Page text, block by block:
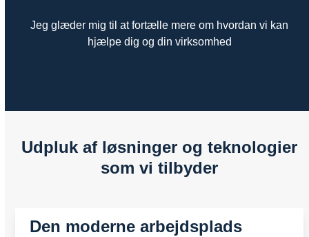
Jeg glæder mig til at fortælle mere om hvordan vi kan
hjælpe dig og din virksomhed
Udpluk af løsninger og teknologier
som vi tilbyder
Den moderne arbejdsplads